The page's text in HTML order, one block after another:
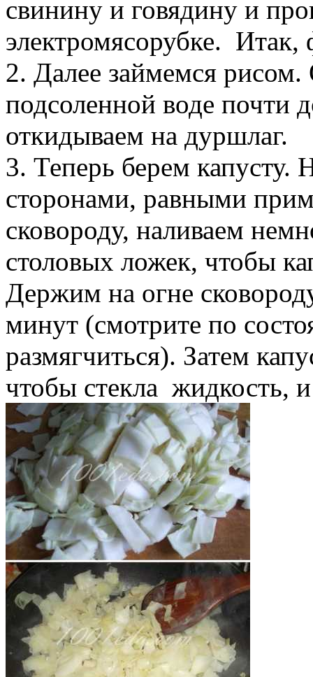
свинину и говядину и
электромясорубке. Итак,
2. Далее займемся рисом.
подсоленной воде почти
откидываем на дуршлаг.
3. Теперь берем капусту.
сторонами, равными
сковороду, наливаем
столовых ложек, чтобы
Держим на огне
минут (смотрите по
размягчиться). Затем
чтобы стекла жидкость,